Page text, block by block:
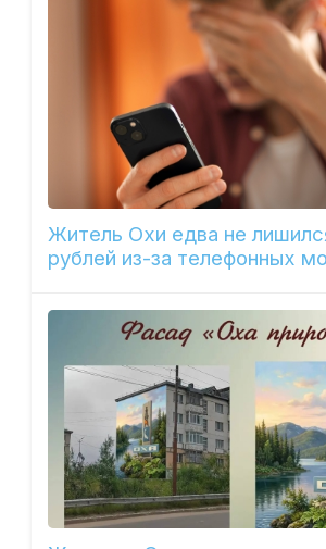
Житель Охи едва не
рублей из-за телефонных